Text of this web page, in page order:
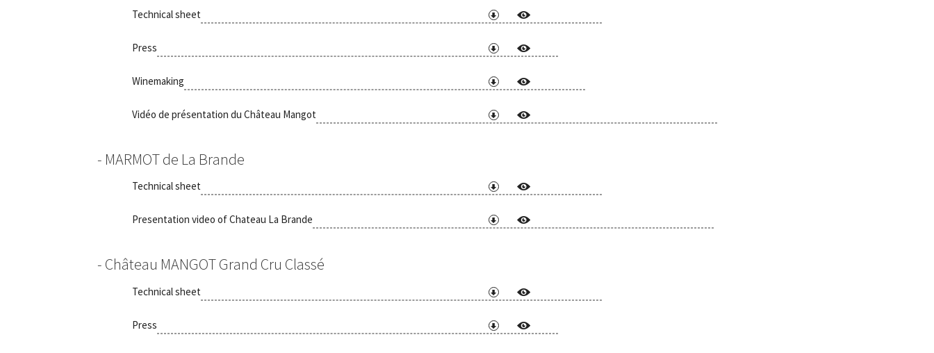
Technical sheet
Press
Winemaking
Vidéo de présentation du Château Mangot
MARMOT de La Brande
Technical sheet
Presentation video of Chateau La Brande
Château MANGOT Grand Cru Classé
Technical sheet
Press